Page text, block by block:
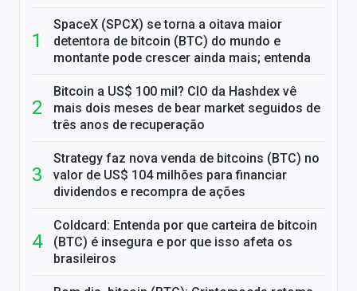
SpaceX (SPCX) se torna a oitava maior
detentora de bitcoin (BTC) do mundo e
montante pode crescer ainda mais; entenda
Bitcoin a US$ 100 mil? CIO da Hashdex vê
mais dois meses de bear market seguidos de
três anos de recuperação
Strategy faz nova venda de bitcoins (BTC) no
valor de US$ 104 milhões para financiar
dividendos e recompra de ações
Coldcard: Entenda por que carteira de bitcoin
(BTC) é insegura e por que isso afeta os
brasileiros